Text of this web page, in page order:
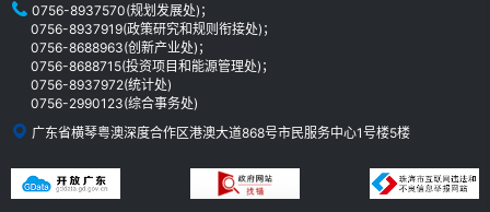
0756-8937570(规划发展处)；
0756-8937919(政策研究和规则衔接处)；
0756-8688963(创新产业处)；
0756-8688715(投资项目和能源管理处)；
0756-8937972(统计处)
0756-2990123(综合事务处)
广东省横琴粤澳深度合作区港澳大道868号市民服务中心1号楼5楼